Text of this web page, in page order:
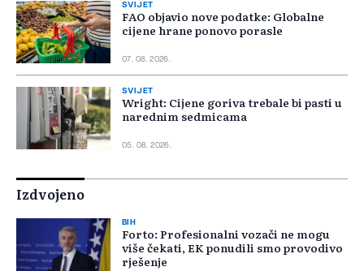
SVIJET
FAO objavio nove podatke: Globalne
cijene hrane ponovo porasle
07. 08. 2026.
SVIJET
Wright: Cijene goriva trebale bi pasti u
narednim sedmicama
05. 08. 2026.
Izdvojeno
BIH
Forto: Profesionalni vozači ne mogu
više čekati, EK ponudili smo provodivo
rješenje